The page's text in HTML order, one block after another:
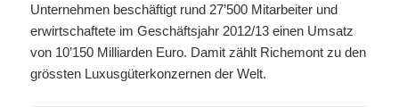
Unternehmen beschäftigt rund 27’500 Mitarbeiter und
erwirtschaftete im Geschäftsjahr 2012/13 einen Umsatz
von 10’150 Milliarden Euro. Damit zählt Richemont zu den
grössten Luxusgüterkonzernen der Welt.